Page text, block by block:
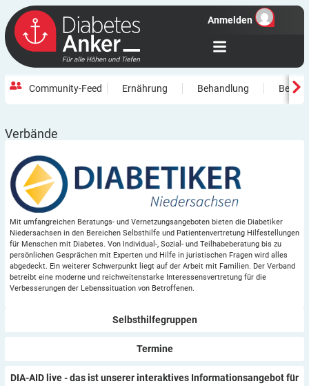
Anmelden
Community-Feed Ernährung Behandlung
Verbände
Mit umfangreichen Beratungs- und Vernetzungsangeboten bieten die Diabetiker
Niedersachsen in den Bereichen Selbsthilfe und Patientenvertretung Hilfestellungen
für Menschen mit Diabetes. Von Individual-, Sozial- und Teilhabeberatung bis zu
persönlichen Gesprächen mit Experten und Hilfe in juristischen Fragen wird alles
abgedeckt. Ein weiterer Schwerpunkt liegt auf der Arbeit mit Familien. Der Verband
betreibt eine moderne und reichweitenstarke Interessensvertretung für die
Verbesserungen der Lebenssituation von Betroffenen.
Selbsthilfegruppen
Termine
DIA-AID live - das ist unserer interaktives Informationsangebot für